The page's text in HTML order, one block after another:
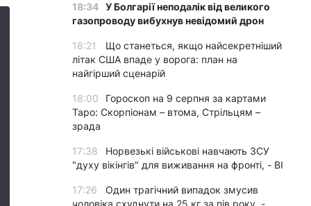
18:34 У Болгарії неподалік від великого
газопроводу вибухнув невідомий дрон
18:21
Що станеться, якщо найсекретніший
літак США впаде у ворога: план на
найгірший сценарій
18:00
Гороскоп на 9 серпня за картами
Таро: Скорпіонам – втома, Стрільцям –
зрада
17:38
Норвезькі військові навчають ЗСУ
"духу вікінгів" для виживання на фронті, - BI
17:26
Один трагічний випадок змусив
чоловіка схуднути на 25 кг за пів року, -